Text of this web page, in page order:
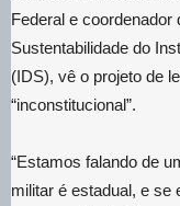
Federal e
Sustentabilidade do
(IDS), vê o projeto de
“inconstitucional”.
“Estamos falando de
militar é estadual, e se